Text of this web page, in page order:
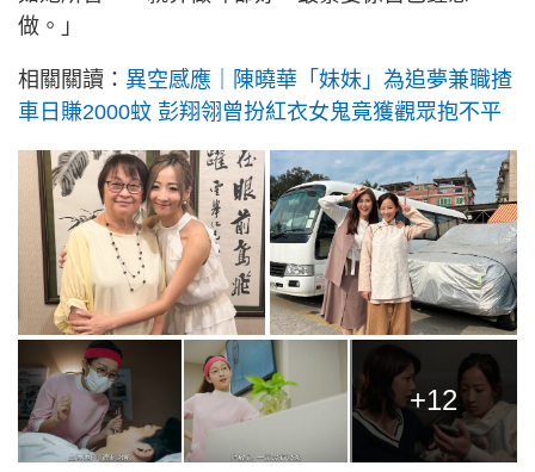
做。」
相關關讀： 異空感應｜陳曉華「妹妹」為追夢兼職揸
車日賺2000蚊 彭翔翎曾扮紅衣女鬼竟獲觀眾抱不平
+12